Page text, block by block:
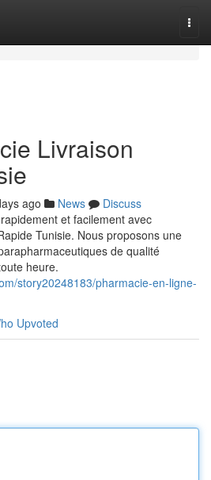
Livraison
ago News
Discuss
et facilement avec
Tunisie. Nous proposons une
de qualité
heure.
story20248183/pharmacie-en-ligne-
Upvoted